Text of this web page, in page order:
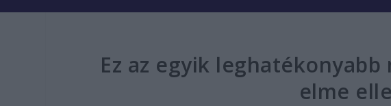
Ez az egyik
elme